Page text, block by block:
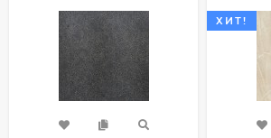
ХИТ!